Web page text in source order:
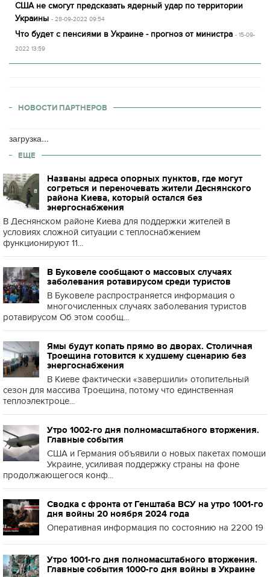
США не смогут предсказать ядерный удар по территории
Украины - 28-09-2022 09:54
Что будет с пенсиями в Украине - прогноз от министра - 15-09-
2022 13:59
НОВОСТИ ПАРТНЕРОВ
загрузка...
ЕЩЕ
Названы адреса опорных пунктов, где могут
согреться и переночевать жители Деснянского
района Киева, который остался без
энергоснабжения
В Деснянском районе Киева для поддержки жителей в
условиях сложной ситуации с теплоснабжением
функционируют 11...
В Буковеле сообщают о массовых случаях
заболевания ротавирусом среди туристов
В Буковеле распространяется информация о
многочисленных случаях заболевания туристов
ротавирусом Об этом сообщ...
Ямы будут копать прямо во дворах. Столичная
Троещина готовится к худшему сценарию без
энергоснабжения
В Киеве фактически «завершили» отопительный
сезон для массива Троещина, потому что единственная
теплоэлектроце...
Утро 1002-го дня полномасштабного вторжения.
Главные события
США и Германия объявили о новых пакетах помощи
Украине, усиливая поддержку страны на фоне
продолжающегося конф...
Сводка с фронта от Генштаба ВСУ на утро 1001-го
дня войны 20 ноября 2024 года
Оперативная информация по состоянию на 2200 19
Утро 1001-го дня полномасштабного вторжения.
Главные события 1000-го дня войны в Украине